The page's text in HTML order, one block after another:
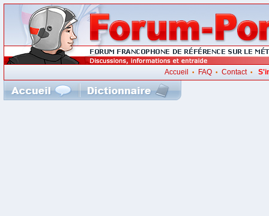
Accueil • FAQ• Contact•